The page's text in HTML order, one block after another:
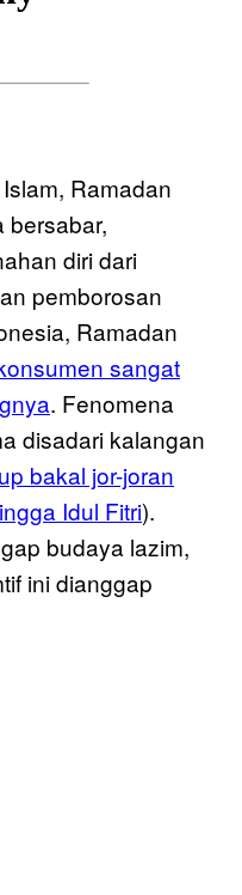
Ramadan
bersabar,
diri dari
pemborosan
Ramadan
sangat
. Fenomena
disadari kalangan
bakal jor-joran
Idul Fitri).
budaya lazim,
ini dianggap